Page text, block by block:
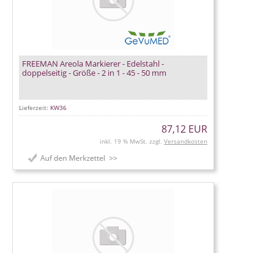
FREEMAN Areola Markierer - Edelstahl -
doppelseitig - Größe - 2 in 1 - 45 - 50 mm
Lieferzeit: KW36
87,12 EUR
inkl. 19 % MwSt. zzgl. Versandkosten